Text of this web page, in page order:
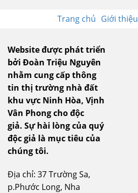
Trang chủ Giới thiệu
Website được phát triển
bởi Đoàn Triệu Nguyên
nhằm cung cấp thông
tin thị trường nhà đất
khu vực Ninh Hòa, Vịnh
Vân Phong cho độc
giả. Sự hài lòng của quý
độc giả là mục tiêu của
chúng tôi.
Địa chỉ: 37 Trường Sa,
p.Phước Long, Nha